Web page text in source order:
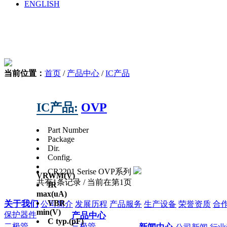
ENGLISH
当前位置： 首页 / 产品中心 /IC产品
IC产品: OVP
CR2201 Serise OVP系列
共有1条记录 / 当前在第1页
Part Number
Package
Dir.
Config.
VRWM(V)
IR
max(uA)
VBR
min(V)
C typ.(pF)
关于我们 公司简介 发展历程 产品服务 生产设备 荣誉资质 合
产品中心
保护器件